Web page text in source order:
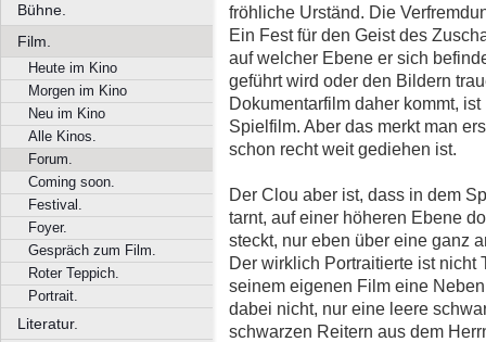
Bühne.
Film.
Heute im Kino
Morgen im Kino
Neu im Kino
Alle Kinos.
Forum.
Coming soon.
Festival.
Foyer.
Gespräch zum Film.
Roter Teppich.
Portrait.
Literatur.
fröhliche Urständ. Die
Ein Fest für den Geist des
auf welcher Ebene er sich
geführt wird oder den Bildern
Dokumentarfilm daher kommt,
Spielfilm. Aber das merkt man
schon recht weit gediehen ist.
Der Clou aber ist, dass in dem
tarnt, auf einer höheren Ebene
steckt, nur eben über eine ganz
Der wirklich Portraitierte ist nicht
seinem eigenen Film eine
dabei nicht, nur eine leere
schwarzen Reitern aus dem